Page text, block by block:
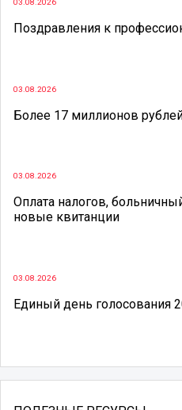
03.08.2026
Поздравления к
03.08.2026
Более 17 миллионов
03.08.2026
Оплата налогов,
новые квитанции
03.08.2026
Единый день голосования